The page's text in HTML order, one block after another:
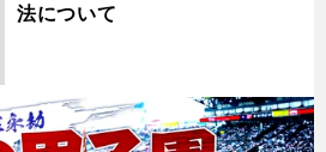
法について